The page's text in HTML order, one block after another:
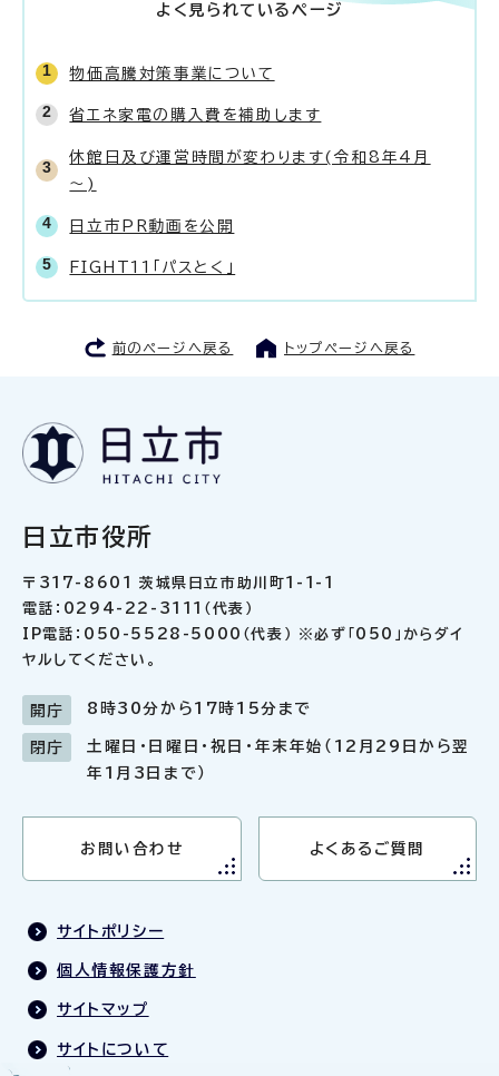
よく見られているページ
物価高騰対策事業について
省エネ家電の購入費を補助します
休館日及び運営時間が変わります(令和8年4月
～)
日立市PR動画を公開
FIGHT11「パスとく」
前のページへ戻る トップページへ戻る
日立市役所
〒317-8601 茨城県日立市助川町1-1-1
電話：0294-22-3111（代表）
IP電話：050-5528-5000（代表） ※必ず「050」からダイ
ヤルしてください。
開庁 8時30分から17時15分まで
閉庁
土曜日・日曜日・祝日・年末年始（12月29日から翌
年1月3日まで）
お問い合わせ よくあるご質問
サイトポリシー
個人情報保護方針
サイトマップ
サイトについて